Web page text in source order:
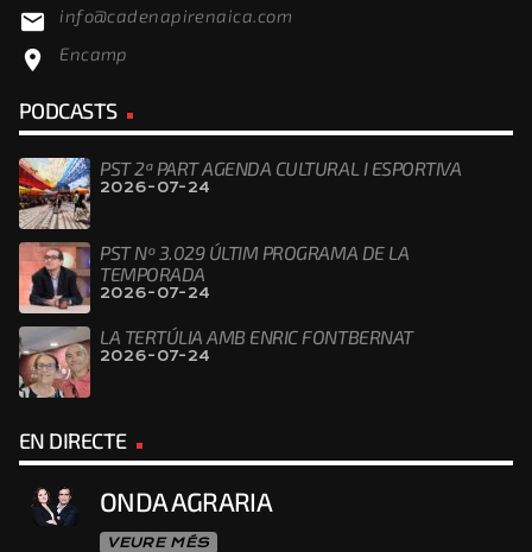
email info@cadenapirenaica.com
location_on Encamp
PODCASTS
PST 2ª PART AGENDA CULTURAL I ESPORTIVA
2026-07-24
PST Nº 3.029 ÚLTIM PROGRAMA DE LA
TEMPORADA
2026-07-24
LA TERTÚLIA AMB ENRIC FONTBERNAT
2026-07-24
EN DIRECTE
ONDA AGRARIA
VEURE MÉS